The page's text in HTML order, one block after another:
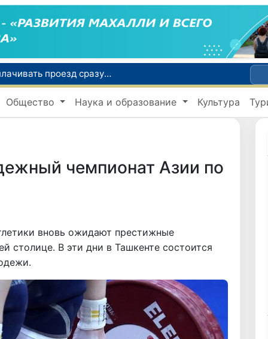
С 1 сентября пассажиры должны будут оплачивать проезд сразу при посадке в автобус
В Сурхандарье пресечена деятельность подпольной группы, планировавшей теракты и выезд в Сирию
В Узбекистане упростят открытие бизнеса и расширят возможности выбора фамилии для ребенка
Общество Наука и образование Культура
чемпионат Азии по
вновь ожидают престижные
столице. В эти дни в Ташкенте состоится